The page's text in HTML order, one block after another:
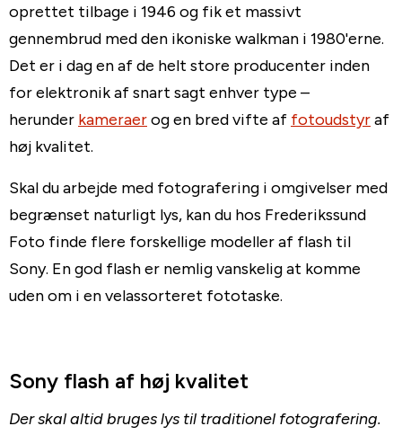
oprettet tilbage i 1946 og fik et massivt
gennembrud med den ikoniske walkman i 1980'erne.
Det er i dag en af de helt store producenter inden
for elektronik af snart sagt enhver type –
herunder kameraerog en bred vifte af fotoudstyraf
høj kvalitet.
Skal du arbejde med fotografering i omgivelser med
begrænset naturligt lys, kan du hos Frederikssund
Foto finde flere forskellige modeller af flash til
Sony. En god flash er nemlig vanskelig at komme
uden om i en velassorteret fototaske.
Sony flash af høj kvalitet
Der skal altid bruges lys til traditionel fotografering.